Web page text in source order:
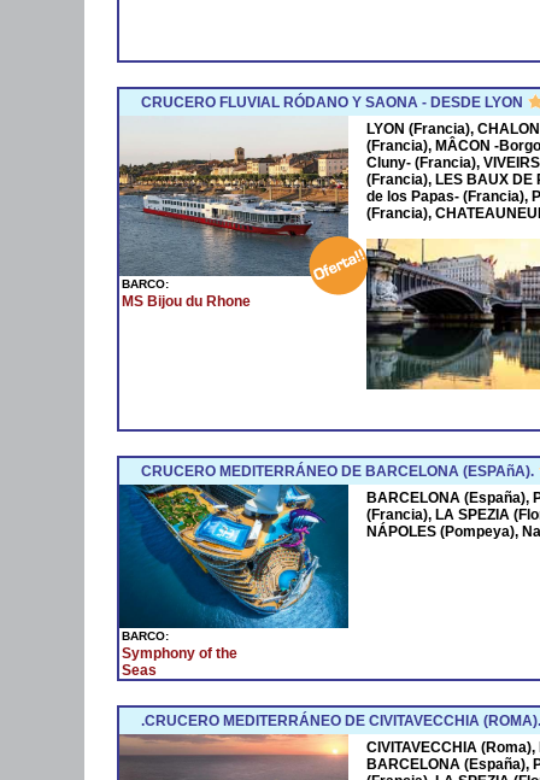
CRUCERO FLUVIAL RÓDANO Y SAONA - DESDE LYON
BARCO:
MS Bijou du Rhone
LYON (Francia),
(Francia), MÂCON -
Cluny- (Francia),
(Francia), LES BAUX DE
de los Papas- (Francia),
(Francia),
CRUCERO MEDITERRÁNEO DE BARCELONA (ESPAñA).
BARCO:
Symphony of the
Seas
BARCELONA (España),
(Francia), LA SPEZIA
NÁPOLES (Pompeya),
.CRUCERO MEDITERRÁNEO DE CIVITAVECCHIA (ROMA).
CIVITAVECCHIA
BARCELONA (España),